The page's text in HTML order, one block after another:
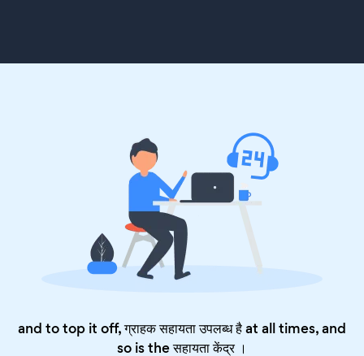
and to top it off, ग्राहक सहायता उपलब्ध है at all times, and
so is theसहायता केंद्र।